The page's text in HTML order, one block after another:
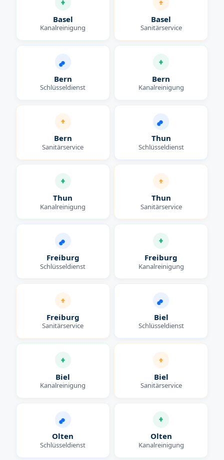
Basel
Kanalreinigung
Basel
Sanitärservice
Bern
Schlüsseldienst
Bern
Kanalreinigung
Bern
Sanitärservice
Thun
Schlüsseldienst
Thun
Kanalreinigung
Thun
Sanitärservice
Freiburg
Schlüsseldienst
Freiburg
Kanalreinigung
Freiburg
Sanitärservice
Biel
Schlüsseldienst
Biel
Kanalreinigung
Biel
Sanitärservice
Olten
Schlüsseldienst
Olten
Kanalreinigung